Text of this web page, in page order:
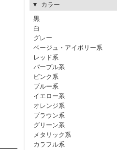
カラー
黒
白
グレー
ベージュ・アイボリー系
レッド系
パープル系
ピンク系
ブルー系
イエロー系
オレンジ系
ブラウン系
グリーン系
メタリック系
カラフル系